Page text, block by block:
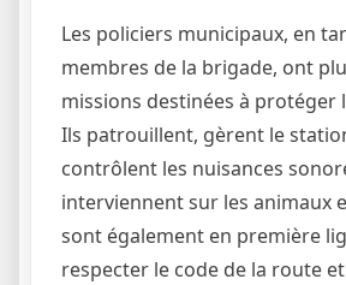
Les policiers municipaux, en
membres de la brigade, ont
missions destinées à protéger
Ils patrouillent, gèrent le
contrôlent les nuisances
interviennent sur les animaux
sont également en première
respecter le code de la route